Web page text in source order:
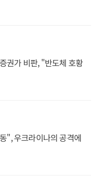
권가 비판, "반도체 호황
", 우크라이나의 공격에